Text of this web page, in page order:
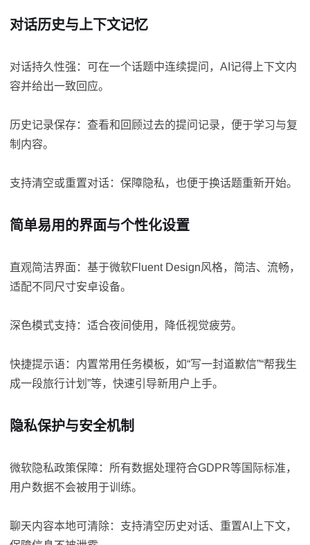
对话历史与上下文记忆
对话持久性强：可在一个话题中连续提问，AI记得上下文内
容并给出一致回应。
历史记录保存：查看和回顾过去的提问记录，便于学习与复
制内容。
支持清空或重置对话：保障隐私，也便于换话题重新开始。
简单易用的界面与个性化设置
直观简洁界面：基于微软Fluent Design风格，简洁、流畅，
适配不同尺寸安卓设备。
深色模式支持：适合夜间使用，降低视觉疲劳。
快捷提示语：内置常用任务模板，如“写一封道歉信”“帮我生
成一段旅行计划”等，快速引导新用户上手。
隐私保护与安全机制
微软隐私政策保障：所有数据处理符合GDPR等国际标准，
用户数据不会被用于训练。
聊天内容本地可清除：支持清空历史对话、重置AI上下文，